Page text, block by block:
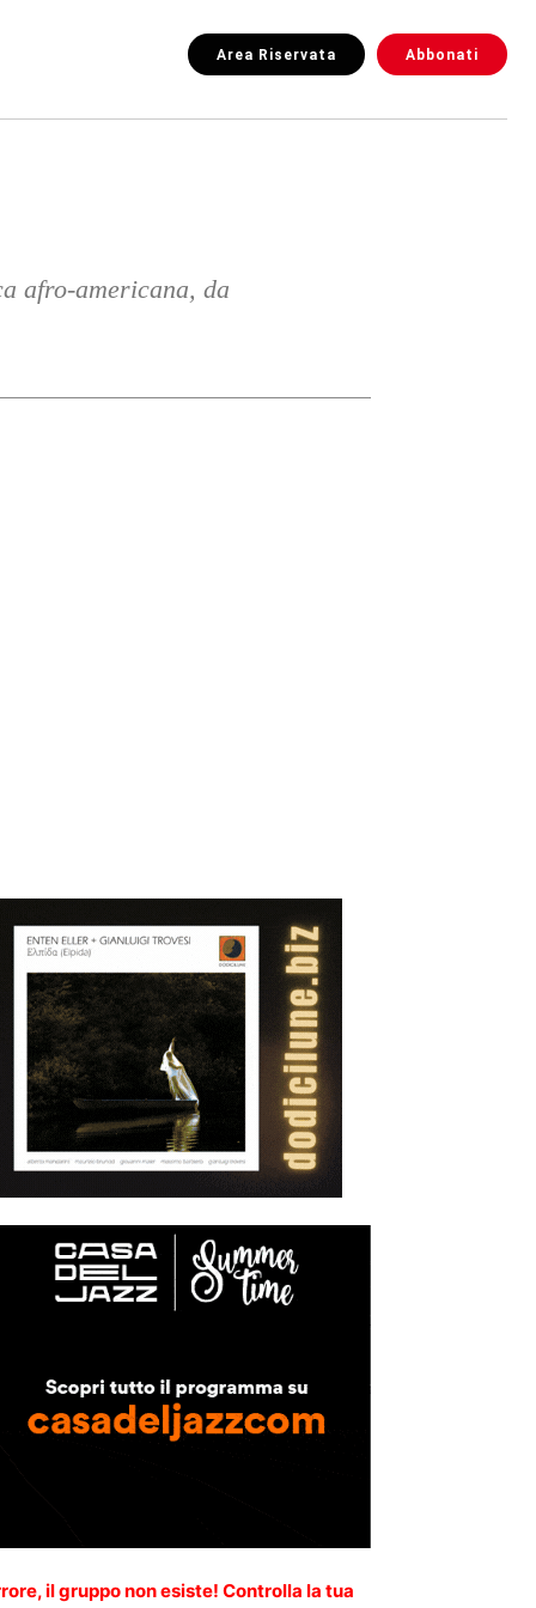
Abbonati
Area Riservata
afro-americana, da
il gruppo non esiste! Controlla la tua